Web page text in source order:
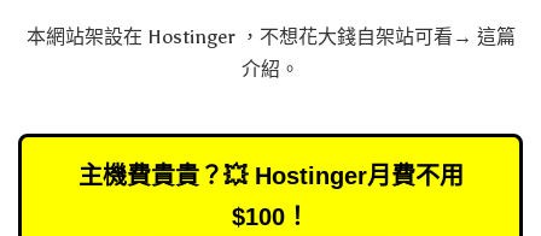
本網站架設在 Hostinger，不想花大錢自架站可看→ 這篇
介紹 。
主機費貴貴？💥 Hostinger月費不用
$100！